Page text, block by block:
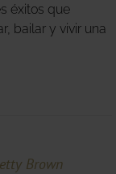
éxitos que
bailar y vivir una
Brown